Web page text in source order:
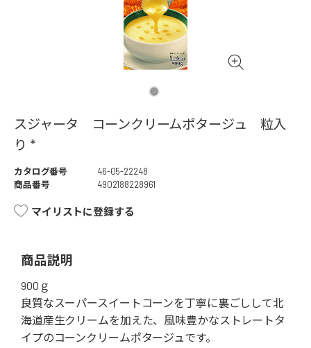
スジャータ コーンクリームポタージュ 粒入
り *
カタログ番号
46-05-22248
商品番号
4902188228961
マイリストに登録する
商品説明
900ｇ
良質なスーパースイートコーンを丁寧に裏ごしして北
海道産生クリームを加えた、風味豊かなストレートタ
イプのコーンクリームポタージュです。